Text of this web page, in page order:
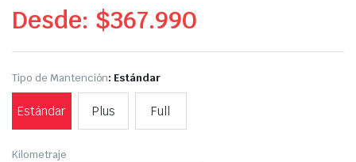
Desde: $367.990
Tipo de Mantención: Estándar
Estándar Plus Full
Kilometraje